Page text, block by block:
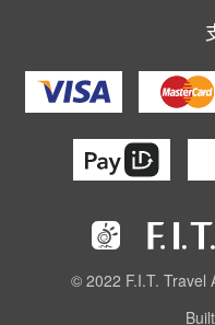
© 2022 F.I.T. Travel